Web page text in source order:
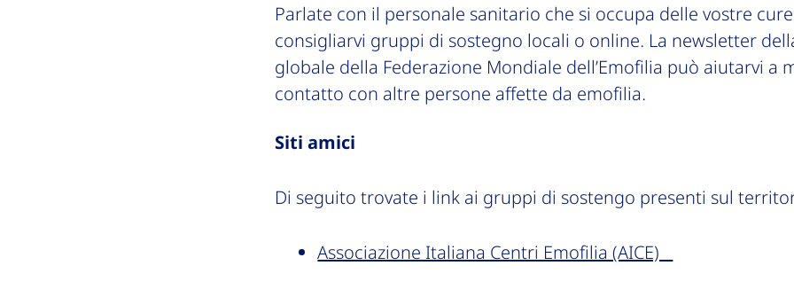
Parlate con il personale sanitario che si occupa delle vostre
consigliarvi gruppi di sostegno locali o online. La newsletter
globale della Federazione Mondiale dell’Emofilia può aiutarvi a
contatto con altre persone affette da emofilia.
Siti amici
Di seguito trovate i link ai gruppi di sostengo presenti sul
Associazione Italiana Centri Emofilia (AICE)